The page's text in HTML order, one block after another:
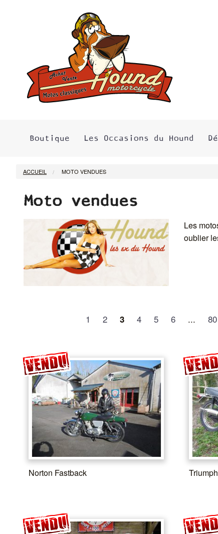
Boutique Les Occasions du Hound
ACCUEIL MOTO VENDUES
Moto vendues
Les
oublier
1 2 3 4 5 6 ... 80
Norton Fastback